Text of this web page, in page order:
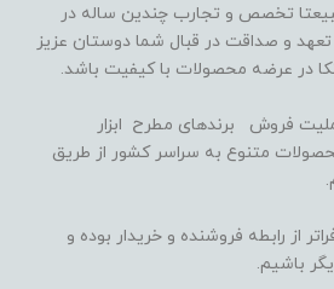
تخصص و تجارب چندین ساله در
تعهد و صداقت در قبال شما دوستان عزیز
در عرضه محصولات با کیفیت باشد.
فروش برندهای مطرح ابزار
متنوع به سراسر کشور از طریق
از رابطه فروشنده و خریدار بوده و
باشیم.